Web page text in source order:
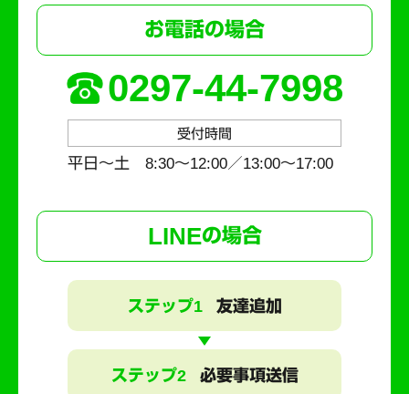
お電話の場合
0297-44-7998
受付時間
平日～土 8:30〜12:00／13:00〜17:00
LINEの場合
ステップ1 友達追加
ステップ2 必要事項送信